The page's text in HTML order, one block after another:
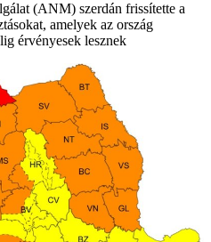
(ANM) szerdán frissítette a
amelyek az ország
érvényesek lesznek